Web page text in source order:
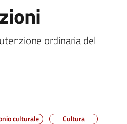
ordinaria del
culturale Cultura